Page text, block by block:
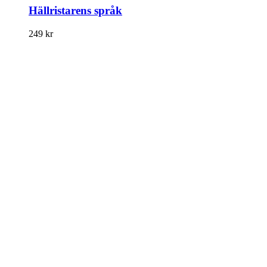
Hällristarens språk
249 kr